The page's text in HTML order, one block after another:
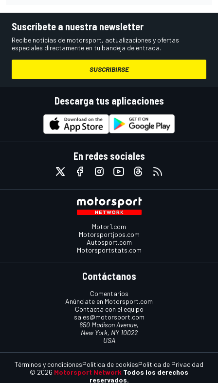
Suscríbete a nuestra newsletter
Recibe noticias de motorsport, actualizaciones y ofertas
especiales directamente en tu bandeja de entrada.
SUSCRIBIRSE
Descarga tus aplicaciones
En redes sociales
Motor1.com
Motorsportjobs.com
Autosport.com
Motorsportstats.com
Contáctanos
Comentarios
Anúnciate en Motorsport.com
Contacta con el equipo
sales@motorsport.com
650 Madison Avenue,
New York, NY 10022
USA
© 2026 Motorsport Network Todos los derechos
reservados.
Términos y condicionesPolítica de cookiesPolítica de Privacidad